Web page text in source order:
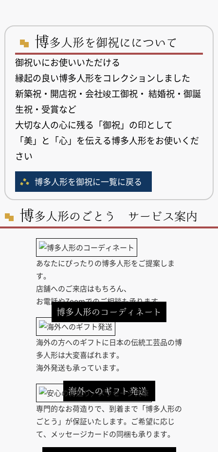
博多人形を御祝にについて
御祝いにお使いいただける
縁起の良い博多人形をコレクションしました
新築祝・開店祝・会社竣工御祝・ 結婚祝・御誕
生祝・受賞など
大切な人の心に残る「御祝」の印として
「美」と「心」を伝える博多人形をお使いくだ
さい
博多人形を御祝に一覧に戻る
博多人形のごとう サービス案内
博多人形のコーディネート
あなたにぴったりの博多人形をご提案しま
す。
店舗へのご来店はもちろん、
お電話やZoomでのご相談も承ります。
海外へのギフト発送
海外の方へのギフトに日本の伝統工芸品の博
多人形は大変喜ばれます。
海外発送も承っています。
専門的なお荷造りで、到着まで「博多人形の
ごとう」が保証いたします。ご希望に応じ
て、メッセージカードの同梱も承ります。